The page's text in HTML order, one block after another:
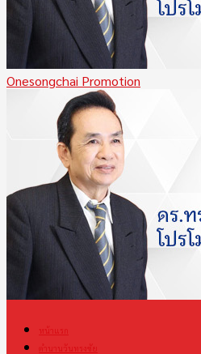
Onesongchai Promotion
หน้าแรก
ตำนานวันทรงชัย